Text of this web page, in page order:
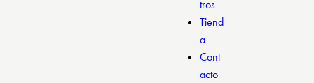
tros
Tiend
a
Cont
acto